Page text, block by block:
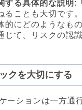
する具体的な説明 :
ることも大切です
的にどのようなも
じて、リスクの認
クを大切にする
ーションは一方通